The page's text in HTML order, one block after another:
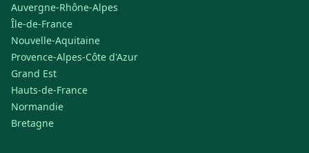
Auvergne-Rhône-Alpes
Île-de-France
Nouvelle-Aquitaine
Provence-Alpes-Côte d'Azur
Grand Est
Hauts-de-France
Normandie
Bretagne